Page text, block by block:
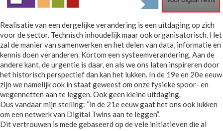
Realisatie van een dergelijke verandering is een uitdaging op zich
voor de sector. Technisch inhoudelijk maar ook organisatorisch. Het
zal de manier van samenwerken en het delen van data, informatie en
kennis doen veranderen. Kortom een systeemverandering. Aan de
andere kant, de urgentie is daar, en als we ons laten inspireren door
het historisch perspectief dan kan het lukken. In de 19e en 20e eeuw
zijn we namelijk ook in staat geweest om onze fysieke spoor- en
wegennetten aan te leggen. Ook geen kleine uitdaging.
Dus vandaar mijn stelling: “in de 21e eeuw gaat het ons ook lukken
om een netwerk van Digital Twins aan te leggen”.
Dit vertrouwen is mede gebaseerd op de vele initiatieven die al